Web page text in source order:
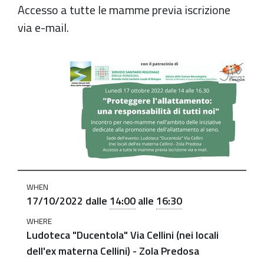
Accesso a tutte le mamme previa iscrizione
via e-mail.
https://old.comune.zolapredosa.bo.it/events/
una
responsabilità
tutti
noi.
Lunedì
WHEN
17/10/2022 dalle 14:00alle 16:30
WHERE
Ludoteca "Ducentola" Via Cellini (nei locali
dell'ex materna Cellini) - Zola Predosa